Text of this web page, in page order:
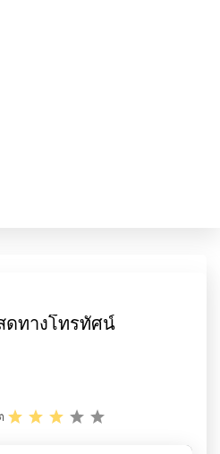
ดทางโทรทัศน์